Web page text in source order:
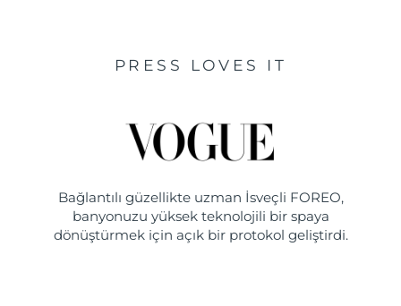
PRESS LOVES IT
Bağlantılı güzellikte uzman İsveçli FOREO,
banyonuzu yüksek teknolojili bir spaya
dönüştürmek için açık bir protokol geliştirdi.